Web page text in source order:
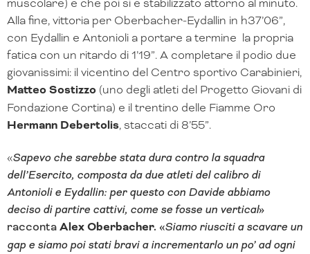
Alla fine, vittoria per Oberbacher-Eydallin in h37’06”,
con Eydallin e Antonioli a portare a termine la propria
fatica con un ritardo di 1’19”. A completare il podio due
giovanissimi: il vicentino del Centro sportivo Carabinieri,
Matteo Sostizzo (uno degli atleti del Progetto Giovani di
Fondazione Cortina) e il trentino delle Fiamme Oro
Hermann Debertolis, staccati di 8’55”.
«Sapevo che sarebbe stata dura contro la squadra
dell’Esercito, composta da due atleti del calibro di
Antonioli e Eydallin: per questo con Davide abbiamo
deciso di partire cattivi, come se fosse un vertical»
raccontaAlex Oberbacher. «Siamo riusciti a scavare un
gap e siamo poi stati bravi a incrementarlo un po’ ad ogni